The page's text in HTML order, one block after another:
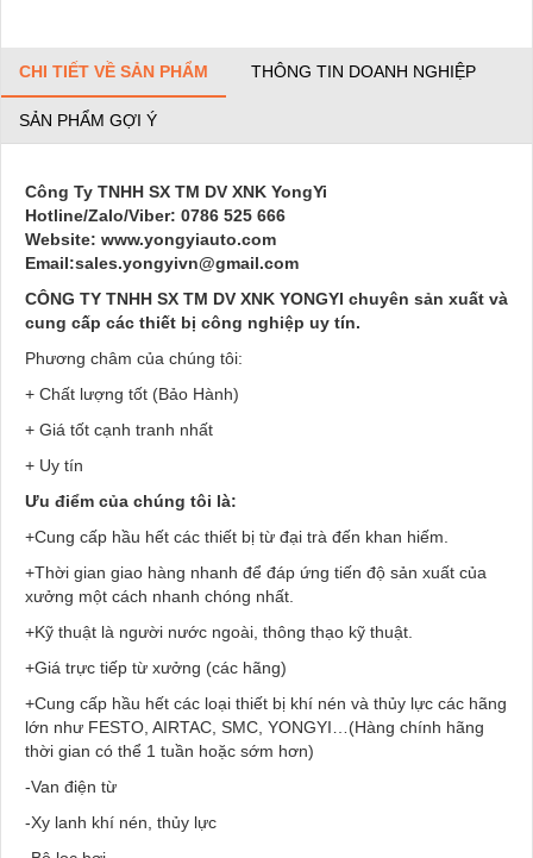
CHI TIẾT VỀ SẢN PHẨM THÔNG TIN DOANH NGHIỆP
SẢN PHẨM GỢI Ý
Công Ty TNHH SX TM DV XNK YongYi
Hotline/Zalo/Viber: 0786 525 666
Website: www.yongyiauto.com
Email:sales.yongyivn@gmail.com
CÔNG TY TNHH SX TM DV XNK YONGYI chuyên sản xuất và
cung cấp các thiết bị công nghiệp uy tín.
Phương châm của chúng tôi:
+ Chất lượng tốt (Bảo Hành)
+ Giá tốt cạnh tranh nhất
+ Uy tín
Ưu điểm của chúng tôi là:
+Cung cấp hầu hết các thiết bị từ đại trà đến khan hiếm.
+Thời gian giao hàng nhanh để đáp ứng tiến độ sản xuất của
xưởng một cách nhanh chóng nhất.
+Kỹ thuật là người nước ngoài, thông thạo kỹ thuật.
+Giá trực tiếp từ xưởng (các hãng)
+Cung cấp hầu hết các loại thiết bị khí nén và thủy lực các hãng
lớn như FESTO, AIRTAC, SMC, YONGYI…(Hàng chính hãng
thời gian có thể 1 tuần hoặc sớm hơn)
-Van điện từ
-Xy lanh khí nén, thủy lực